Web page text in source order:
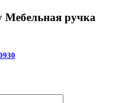
Мебельная ручка